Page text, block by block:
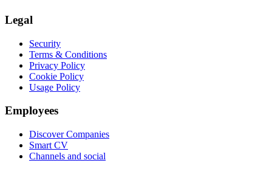
Legal
Security
Terms & Conditions
Privacy Policy
Cookie Policy
Usage Policy
Employees
Discover Companies
Smart CV
Channels and social